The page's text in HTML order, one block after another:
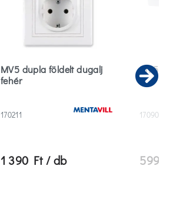
MV5 dupla földelt dugalj
fehér
170211
1 390 Ft / db
MV5
170902
599